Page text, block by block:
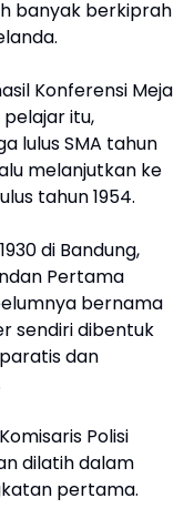
banyak berkiprah
Konferensi Meja
itu,
lulus SMA tahun
melanjutkan ke
tahun 1954.
di Bandung,
Pertama
bernama
sendiri dibentuk
dan
Polisi
dilatih dalam
pertama.